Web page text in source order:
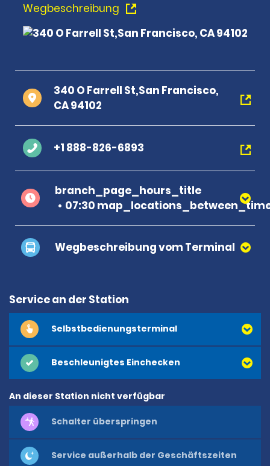
Wegbeschreibung
340 O Farrell St,San Francisco,
CA 94102
+1 888-826-6893
branch_page_hours_title
07:30
Wegbeschreibung vom Terminal
Service an der Station
Selbstbedienungsterminal
Beschleunigtes Einchecken
An dieser Station nicht verfügbar
Schalter überspringen
Service außerhalb der Geschäftszeiten